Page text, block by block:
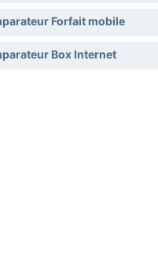
Forfait mobile
Box Internet